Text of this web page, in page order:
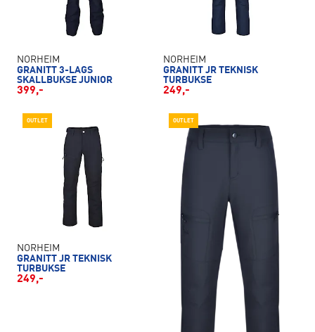
NORHEIM
GRANITT 3-LAGS
SKALLBUKSE JUNIOR
399,-
NORHEIM
GRANITT JR TEKNISK
TURBUKSE
249,-
OUTLET
NORHEIM
GRANITT JR TEKNISK
TURBUKSE
249,-
OUTLET